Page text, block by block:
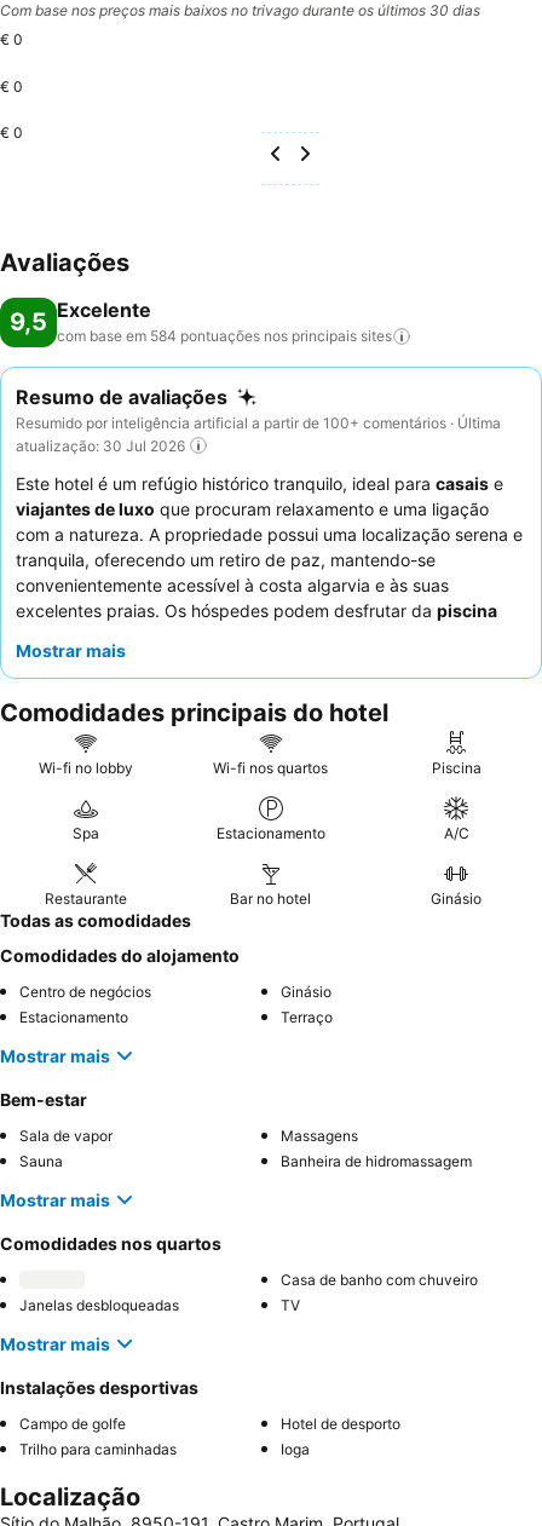
Com base nos preços mais baixos no trivago durante os últimos 30 dias
€ 0
€ 0
€ 0
Avaliações
9,5 Excelente
com base em 584 pontuações nos principais sites
Resumo de avaliações
Resumido por inteligência artificial a partir de 100+ comentários · Última
atualização: 30 Jul 2026
Este hotel é um refúgio histórico tranquilo, ideal para casais e
viajantes de luxo que procuram relaxamento e uma ligação
com a natureza. A propriedade possui uma localização serena e
tranquila, oferecendo um retiro de paz, mantendo-se
convenientemente acessível à costa algarvia e às suas
excelentes praias. Os hóspedes podem desfrutar da piscina
spadedicada com sauna e banho turco. Os funcionários,
elogiados pela sua abordagem calorosa, acolhedora e
atenciosa, complementando o excelente pequeno-almoço com
diversos produtos locais e caseiros. Para uma experiência
adicional de luxo e relaxamento.
Mostrar mais
Comodidades principais do hotel
Wi-fi no lobby Wi-fi nos quartos Piscina
Spa Estacionamento A/C
Restaurante Bar no hotel Ginásio
Todas as comodidades
Comodidades do alojamento
Centro de negócios
Ginásio
Estacionamento
Terraço
Mostrar mais
Bem-estar
Sala de vapor
Massagens
Sauna
Banheira de hidromassagem
Mostrar mais
Comodidades nos quartos
Casa de banho com chuveiro
Janelas desbloqueadas
TV
Mostrar mais
Instalações desportivas
Campo de golfe
Hotel de desporto
Trilho para caminhadas
Ioga
Localização